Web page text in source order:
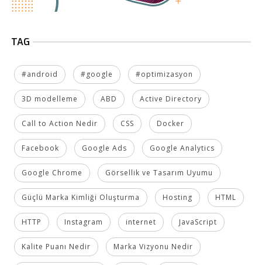
TAG
#android #google #optimizasyon
3D modelleme ABD Active Directory
Call to Action Nedir CSS Docker
Facebook Google Ads Google Analytics
Google Chrome Görsellik ve Tasarım Uyumu
Güçlü Marka Kimliği Oluşturma Hosting HTML
HTTP Instagram internet JavaScript
Kalite Puanı Nedir Marka Vizyonu Nedir